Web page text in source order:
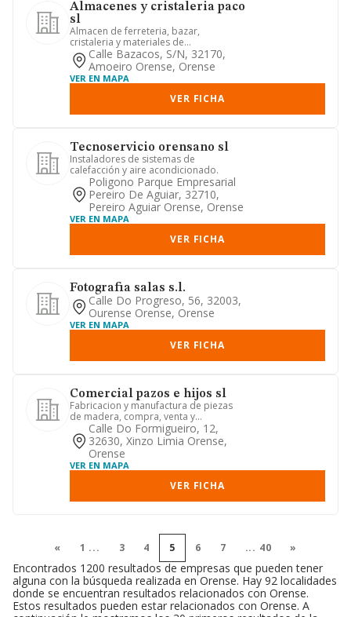
Almacenes y cristaleria paco
sl
Almacen de ferreteria, bazar,
cristaleria y materiales de
construccion, asi como venta al mayor
y m...
Calle Bazacos, S/n, 32170,
Amoeiro Orense, Orense
VER EN MAPA
VER FICHA
Tecnoservicio orensano sl
Instaladores de sistemas de
calefacción y aire acondicionado.
Poligono Parque Empresarial
Pereiro De Aguiar, 32710,
Pereiro Aguiar Orense, Orense
VER EN MAPA
VER FICHA
Fotografia salas s.l.
Calle Do Progreso, 56, 32003,
Ourense Orense, Orense
VER EN MAPA
VER FICHA
Comercial pazos e hijos sl
Fabricacion y manufactura de piezas
de madera, compra, venta y
comercializacion de materiales de co...
Calle Do Formigueiro, 12,
32630, Xinzo Limia Orense,
Orense
VER EN MAPA
VER FICHA
« 1 ... 3 4 5 6 7 ... 40 »
Encontrados 1200 resultados de empresas que pueden tener
alguna con la búsqueda realizada en Orense. Hay 92 localidades
donde se encuentran resultados relacionados con Orense.
Estos resultados pueden estar relacionados con Orense. A